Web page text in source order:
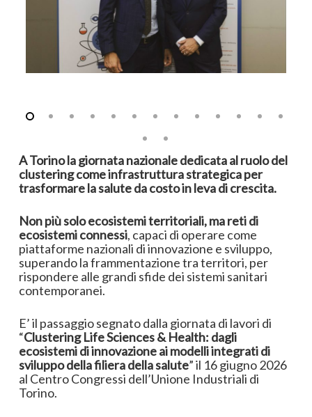
A Torino la giornata nazionale dedicata al ruolo del
clustering come infrastruttura strategica per
trasformare la salute da costo in leva di crescita.
Non più solo ecosistemi territoriali, ma reti di
ecosistemi connessi, capaci di operare come
piattaforme nazionali di innovazione e sviluppo,
superando la frammentazione tra territori, per
rispondere alle grandi sfide dei sistemi sanitari
contemporanei.
E’ il passaggio segnato dalla giornata di lavori di
“Clustering Life Sciences & Health: dagli
ecosistemi di innovazione ai modelli integrati di
sviluppo della filiera della salute” il 16 giugno 2026
al Centro Congressi dell’Unione Industriali di
Torino.